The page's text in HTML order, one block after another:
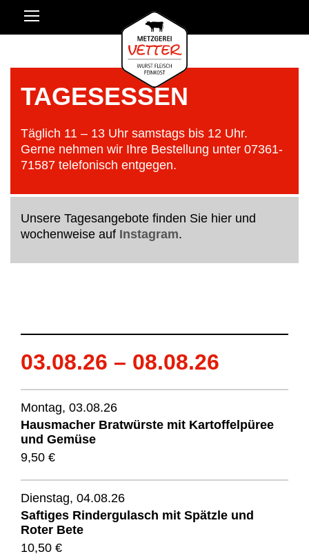
TAGESESSEN
Täglich 11 – 13 Uhr samstags bis 12 Uhr.
Gerne nehmen wir Ihre Bestellung unter 07361-
71587 telefonisch entgegen.
Unsere Tagesangebote finden Sie hier und
wochenweise auf Instagram.
03.08.26 – 08.08.26
Montag, 03.08.26
Hausmacher Bratwürste mit Kartoffelpüree
und Gemüse
9,50 €
Dienstag, 04.08.26
Saftiges Rindergulasch mit Spätzle und
Roter Bete
10,50 €